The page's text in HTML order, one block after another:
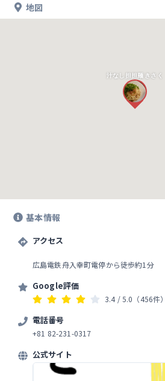
地図
汁なし担担麺 きさく
基本情報
アクセス
広島電鉄舟入幸町電停から徒歩約1分
Google評価
3.4 / 5.0 （456件）
電話番号
+81 82-231-0317
公式サイト